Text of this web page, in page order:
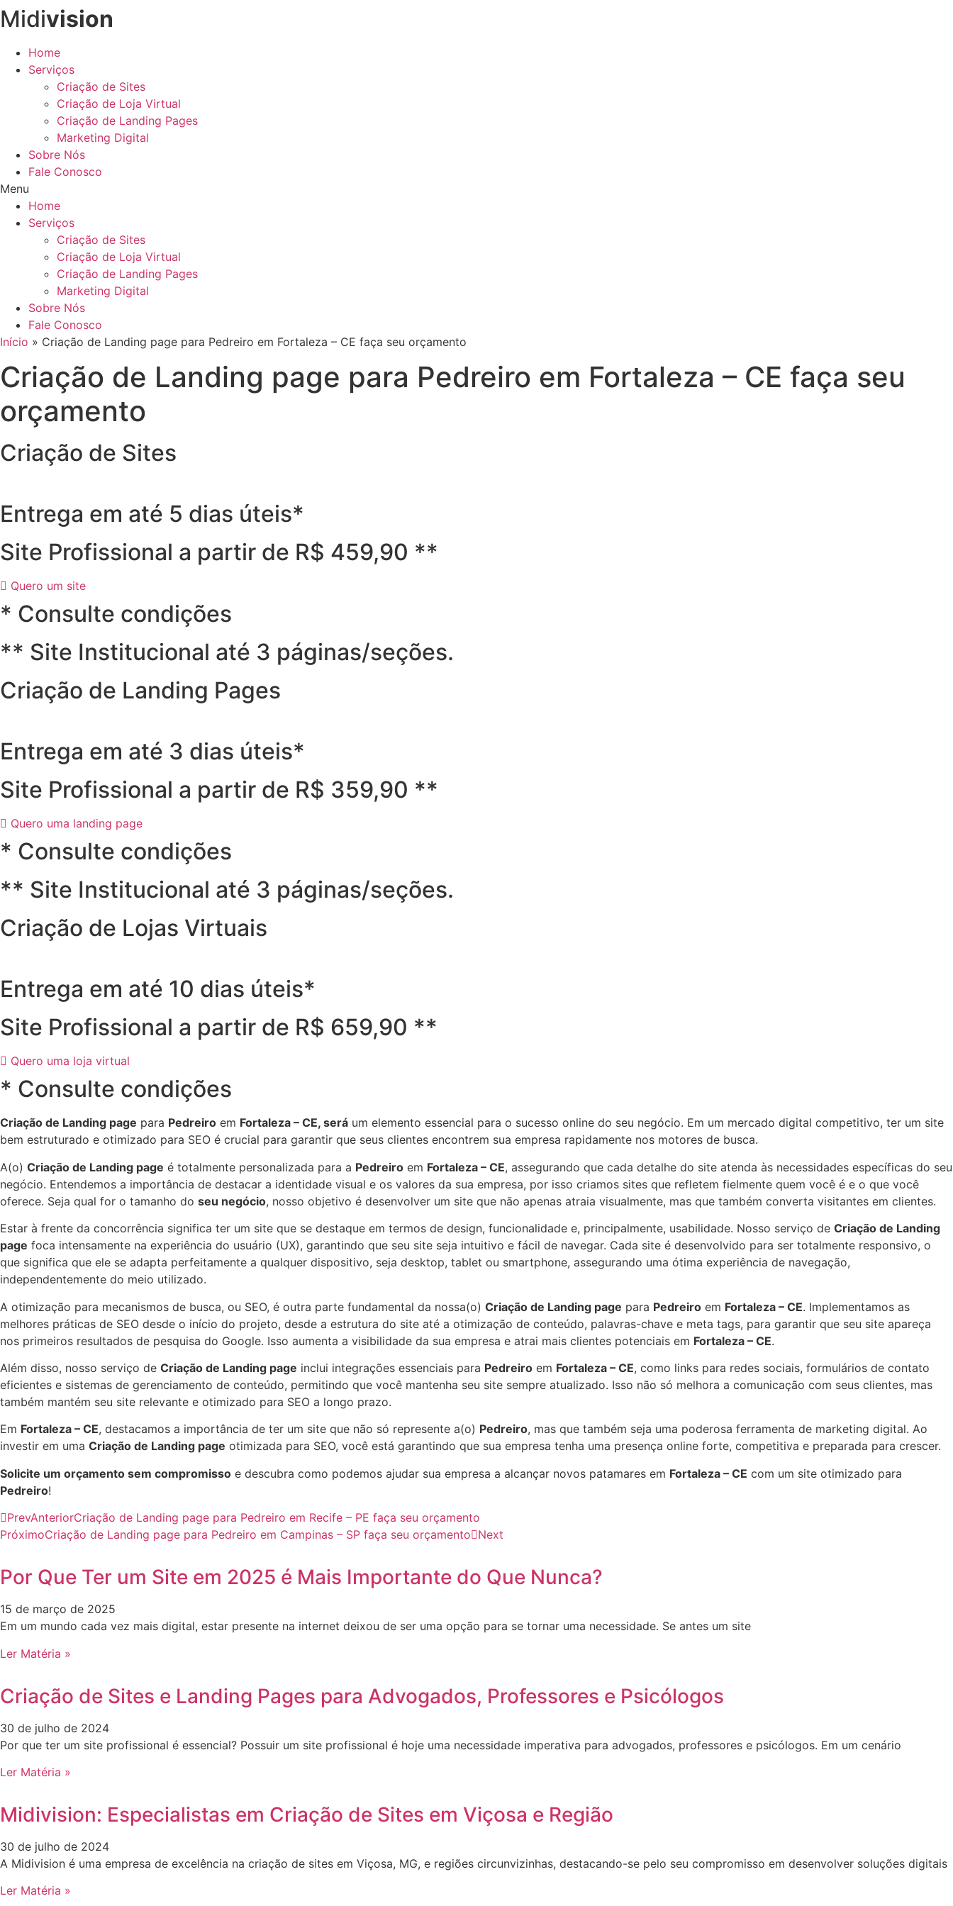
Ir
para
conteúdo
Midivision
Home
Serviços
Criação de Sites
Criação de Loja Virtual
Criação de Landing Pages
Marketing Digital
Sobre Nós
Fale Conosco
Menu
Home
Serviços
Criação de Sites
Criação de Loja Virtual
Criação de Landing Pages
Marketing Digital
Sobre Nós
Fale Conosco
Início » Criação de Landing page para Pedreiro em Fortaleza – CE faça seu orçamento
Criação de Landing page para Pedreiro em Fortaleza – CE faça seu
orçamento
Criação de Sites
Entrega em até 5 dias úteis*
Site Profissional a partir de R$ 459,90 **
Quero um site
* Consulte condições
** Site Institucional até 3 páginas/seções.
Criação de Landing Pages
Entrega em até 3 dias úteis*
Site Profissional a partir de R$ 359,90 **
Quero uma landing page
* Consulte condições
** Site Institucional até 3 páginas/seções.
Criação de Lojas Virtuais
Entrega em até 10 dias úteis*
Site Profissional a partir de R$ 659,90 **
Quero uma loja virtual
* Consulte condições
Criação de Landing page para Pedreiro em Fortaleza – CE, será um elemento essencial para o sucesso online do seu negócio. Em um mercado digital competitivo, ter um site
bem estruturado e otimizado para SEO é crucial para garantir que seus clientes encontrem sua empresa rapidamente nos motores de busca.
A(o) Criação de Landing page é totalmente personalizada para a Pedreiro em Fortaleza – CE, assegurando que cada detalhe do site atenda às necessidades específicas do seu
negócio. Entendemos a importância de destacar a identidade visual e os valores da sua empresa, por isso criamos sites que refletem fielmente quem você é e o que você
oferece. Seja qual for o tamanho do seu negócio, nosso objetivo é desenvolver um site que não apenas atraia visualmente, mas que também converta visitantes em clientes.
Estar à frente da concorrência significa ter um site que se destaque em termos de design, funcionalidade e, principalmente, usabilidade. Nosso serviço de Criação de Landing
page foca intensamente na experiência do usuário (UX), garantindo que seu site seja intuitivo e fácil de navegar. Cada site é desenvolvido para ser totalmente responsivo, o
que significa que ele se adapta perfeitamente a qualquer dispositivo, seja desktop, tablet ou smartphone, assegurando uma ótima experiência de navegação,
independentemente do meio utilizado.
A otimização para mecanismos de busca, ou SEO, é outra parte fundamental da nossa(o) Criação de Landing page para Pedreiro em Fortaleza – CE. Implementamos as
melhores práticas de SEO desde o início do projeto, desde a estrutura do site até a otimização de conteúdo, palavras-chave e meta tags, para garantir que seu site apareça
nos primeiros resultados de pesquisa do Google. Isso aumenta a visibilidade da sua empresa e atrai mais clientes potenciais em Fortaleza – CE.
Além disso, nosso serviço de Criação de Landing page inclui integrações essenciais para Pedreiro em Fortaleza – CE, como links para redes sociais, formulários de contato
eficientes e sistemas de gerenciamento de conteúdo, permitindo que você mantenha seu site sempre atualizado. Isso não só melhora a comunicação com seus clientes, mas
também mantém seu site relevante e otimizado para SEO a longo prazo.
Em Fortaleza – CE, destacamos a importância de ter um site que não só represente a(o) Pedreiro, mas que também seja uma poderosa ferramenta de marketing digital. Ao
investir em uma Criação de Landing page otimizada para SEO, você está garantindo que sua empresa tenha uma presença online forte, competitiva e preparada para crescer.
Solicite um orçamento sem compromisso e descubra como podemos ajudar sua empresa a alcançar novos patamares em Fortaleza – CE com um site otimizado para
Pedreiro!
PrevAnteriorCriação de Landing page para Pedreiro em Recife – PE faça seu orçamento
PróximoCriação de Landing page para Pedreiro em Campinas – SP faça seu orçamento Next
Por Que Ter um Site em 2025 é Mais Importante do Que Nunca?
15 de março de 2025
Em um mundo cada vez mais digital, estar presente na internet deixou de ser uma opção para se tornar uma necessidade. Se antes um site
Ler Matéria »
Criação de Sites e Landing Pages para Advogados, Professores e Psicólogos
30 de julho de 2024
Por que ter um site profissional é essencial? Possuir um site profissional é hoje uma necessidade imperativa para advogados, professores e psicólogos. Em um cenário
Ler Matéria »
Midivision: Especialistas em Criação de Sites em Viçosa e Região
30 de julho de 2024
A Midivision é uma empresa de excelência na criação de sites em Viçosa, MG, e regiões circunvizinhas, destacando-se pelo seu compromisso em desenvolver soluções digitais
Ler Matéria »